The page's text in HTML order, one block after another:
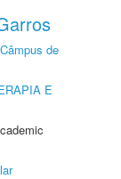
de
E